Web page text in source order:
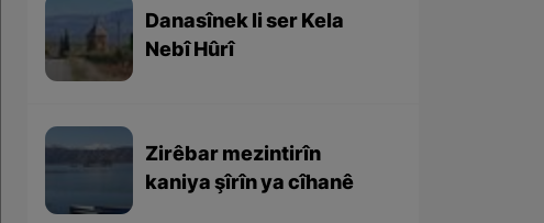
Danasînek li ser Kela
Nebî Hûrî
Zirêbar mezintirîn
kaniya şîrîn ya cîhanê